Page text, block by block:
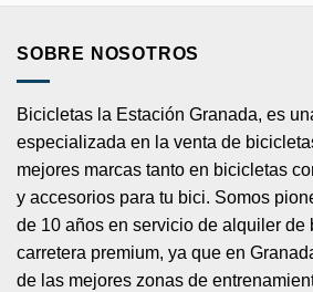
SOBRE NOSOTROS
Bicicletas la Estación Granada, es
especializada en la venta de
mejores marcas tanto en bicicletas
y accesorios para tu bici. Somos
de 10 años en servicio de alquiler de
carretera premium, ya que en
de las mejores zonas de